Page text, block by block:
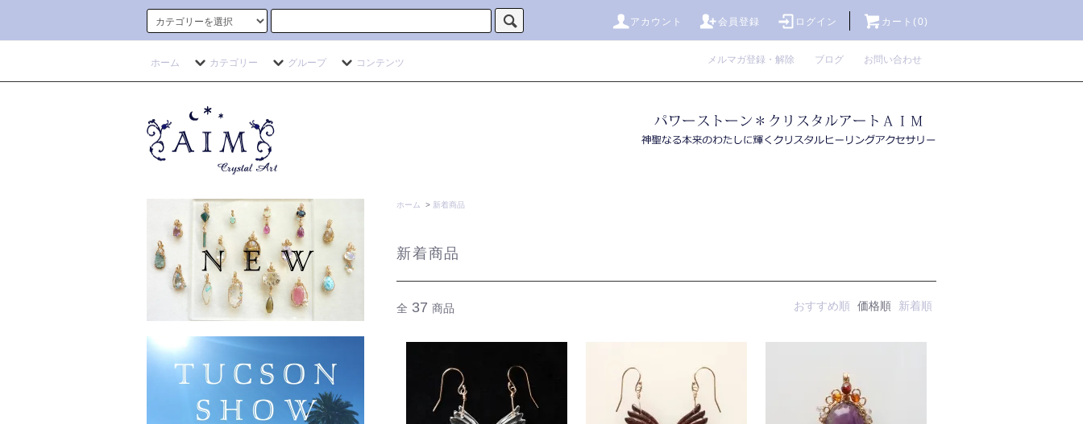
アカウント 会員登録 ログイン カート(0)
ホーム カテゴリー グループ コンテンツ メルマガ登録・解除 ブログ お問い合わせ
ホーム > 新着商品
新着商品
全 37 商品 おすすめ順 価格順 新着順